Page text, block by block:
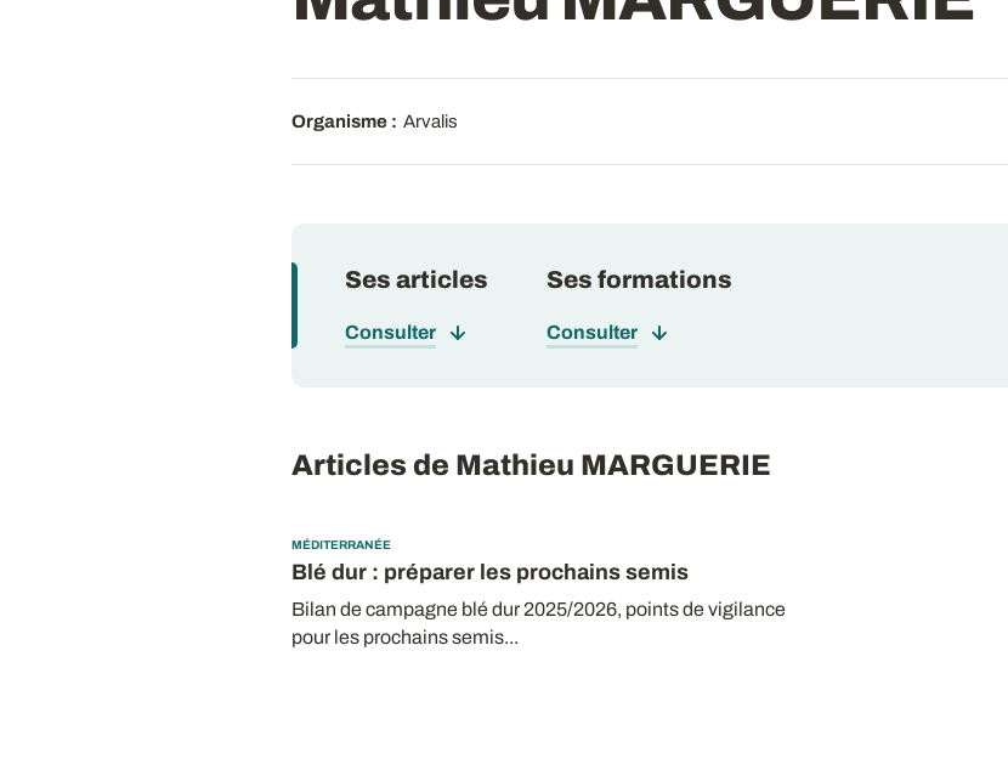
Organisme : Arvalis
Ses articles
Consulter
Ses formations
Consulter
Articles de Mathieu MARGUERIE
MÉDITERRANÉE
Blé dur : préparer les prochains semis
Bilan de campagne blé dur 2025/2026, points de vigilance
pour les prochains semis...